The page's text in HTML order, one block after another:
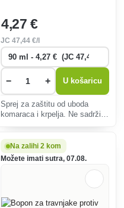
4,27 €
JC 47,44 €/l
− + U košaricu
Sprej za zaštitu od uboda
komaraca i krpelja. Ne sadrži
Na zalihi 2 kom
Možete imati sutra, 07.08.